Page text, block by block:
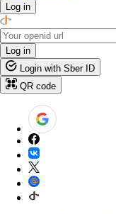
Log in
Log in
Login with Sber ID
QR code